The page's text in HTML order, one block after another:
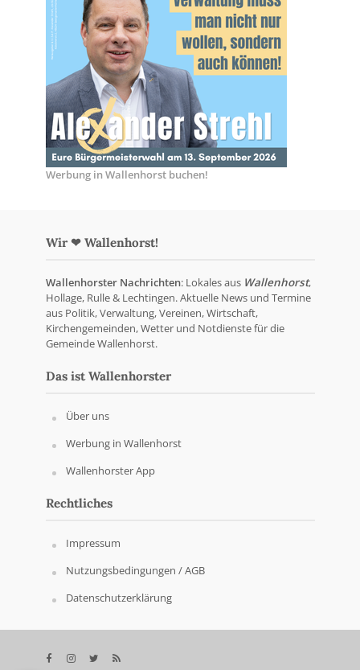
Werbung in Wallenhorst buchen!
Wir ❤ Wallenhorst!
Wallenhorster Nachrichten: Lokales aus Wallenhorst,
Hollage, Rulle & Lechtingen. Aktuelle News und Termine
aus Politik, Verwaltung, Vereinen, Wirtschaft,
Kirchengemeinden, Wetter und Notdienste für die
Gemeinde Wallenhorst.
Das ist Wallenhorster
Über uns
Werbung in Wallenhorst
Wallenhorster App
Rechtliches
Impressum
Nutzungsbedingungen / AGB
Datenschutzerklärung